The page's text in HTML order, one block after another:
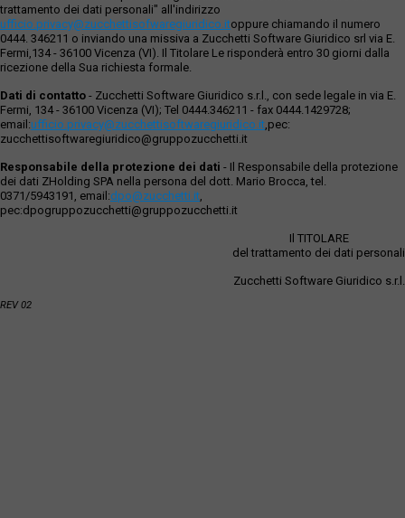
trattamento dei dati personali" all'indirizzo
ufficio.privacy@zucchettisofwaregiuridico.itoppure chiamando il numero
0444. 346211 o inviando una missiva a Zucchetti Software Giuridico srl via E.
Fermi,134 - 36100 Vicenza (VI). Il Titolare Le risponderà entro 30 giorni dalla
ricezione della Sua richiesta formale.
Dati di contatto - Zucchetti Software Giuridico s.r.l., con sede legale in via E.
Fermi, 134 - 36100 Vicenza (VI); Tel 0444.346211 - fax 0444.1429728;
email:ufficio.privacy@zucchettisoftwaregiuridico.it,pec:
zucchettisoftwaregiuridico@gruppozucchetti.it
Responsabile della protezione dei dati - Il Responsabile della protezione
dei dati ZHolding SPA nella persona del dott. Mario Brocca, tel.
0371/5943191, email:dpo@zucchetti.it,
pec:dpogruppozucchetti@gruppozucchetti.it
Il TITOLARE
del trattamento dei dati personali
Zucchetti Software Giuridico s.r.l.
REV 02